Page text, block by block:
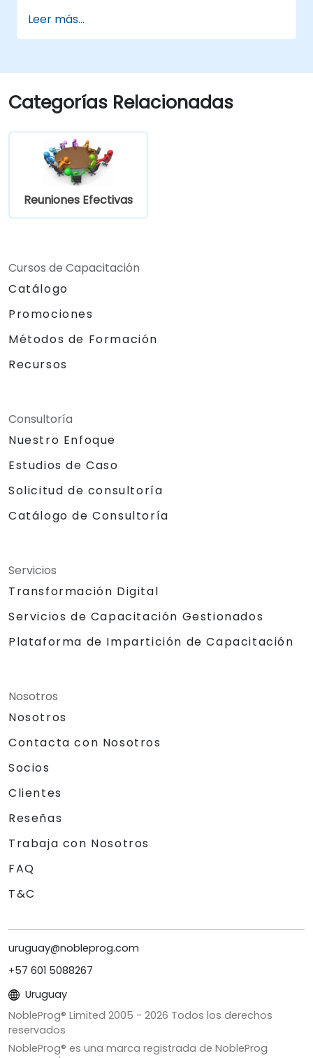
trabajo en equipo para crear un equipo
remoto eficaz y productivo.
existentes para mejorar la comunicación
y colaboración virtuales.
Implementar métodos de
proyectos para medir el rendimiento de
un equipo remoto.
Leer más...
Categorías Relacionadas
Reuniones Efectivas
Cursos de Capacitación
Catálogo
Promociones
Métodos de Formación
Recursos
Consultoría
Nuestro Enfoque
Estudios de Caso
Solicitud de consultoría
Catálogo de Consultoría
Servicios
Transformación Digital
Servicios de Capacitación Gestionados
Plataforma de Impartición de Capacitación
Nosotros
Nosotros
Contacta con Nosotros
Socios
Clientes
Reseñas
Trabaja con Nosotros
FAQ
T&C
uruguay@nobleprog.com
+57 601 5088267
Uruguay
NobleProg® Limited 2005 - 2026 Todos los derechos
reservados
NobleProg® es una marca registrada de NobleProg